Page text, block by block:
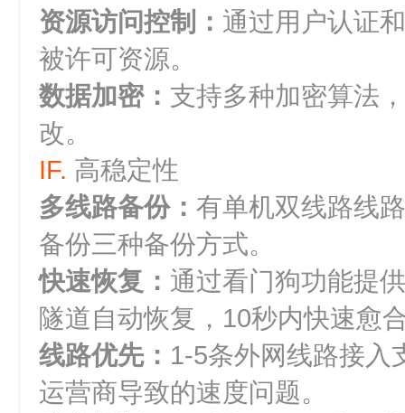
资源访问控制： 通过用户认证
被许可资源。
数据加密： 支持多种加密算法
改。
IF. 高稳定性
多线路备份： 有单机双线路线
备份三种备份方式。
快速恢复： 通过看门狗功能提
隧道自动恢复，10秒内快速愈
线路优先： 1-5条外网线路接入
运营商导致的速度问题。